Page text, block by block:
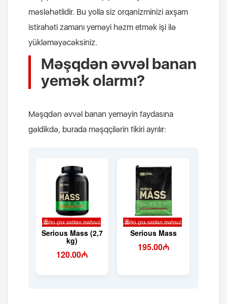
məsləhətlidir. Bu yolla siz orqanizminizi axşam
istirahəti zamanı yeməyi həzm etmək işi ilə
yükləməyəcəksiniz.
Məşqdən əvvəl banan
yemək olarmı?
Məşqdən əvvəl banan yeməyin faydasına
gəldikdə, burada məşqçilərin fikiri ayrılır: